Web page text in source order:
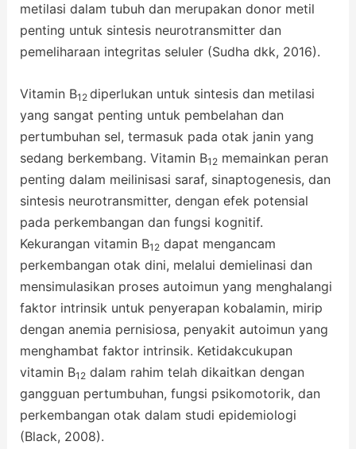
metilasi dalam tubuh dan merupakan donor metil
penting untuk sintesis neurotransmitter dan
pemeliharaan integritas seluler (Sudha dkk, 2016).
Vitamin B12 diperlukan untuk sintesis dan metilasi
yang sangat penting untuk pembelahan dan
pertumbuhan sel, termasuk pada otak janin yang
sedang berkembang. Vitamin B12memainkan peran
penting dalam meilinisasi saraf, sinaptogenesis, dan
sintesis neurotransmitter, dengan efek potensial
pada perkembangan dan fungsi kognitif.
Kekurangan vitamin B12dapat mengancam
perkembangan otak dini, melalui demielinasi dan
mensimulasikan proses autoimun yang menghalangi
faktor intrinsik untuk penyerapan kobalamin, mirip
dengan anemia pernisiosa, penyakit autoimun yang
menghambat faktor intrinsik. Ketidakcukupan
vitamin B12dalam rahim telah dikaitkan dengan
gangguan pertumbuhan, fungsi psikomotorik, dan
perkembangan otak dalam studi epidemiologi
(Black, 2008).